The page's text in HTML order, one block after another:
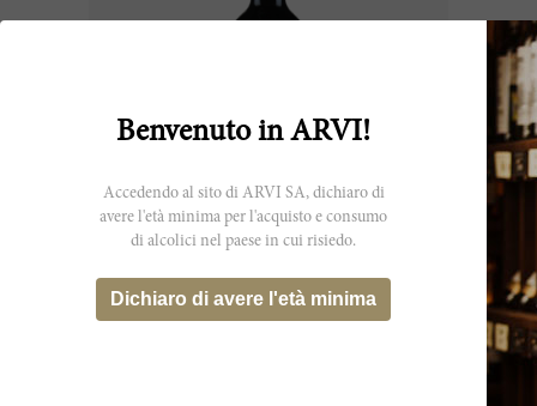
600cl
Le Gay 2016
Benvenuto in ARVI!
Accedendo al sito di ARVI SA, dichiaro di
avere l'età minima per l'acquisto e consumo
di alcolici nel paese in cui risiedo.
Dichiaro di avere l'età minima